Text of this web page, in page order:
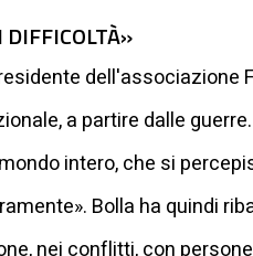
a partire dalle
intero, che si
Bolla ha quindi